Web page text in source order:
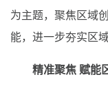
为主题，聚焦区域
能，进一步夯实区
精准聚焦 赋能